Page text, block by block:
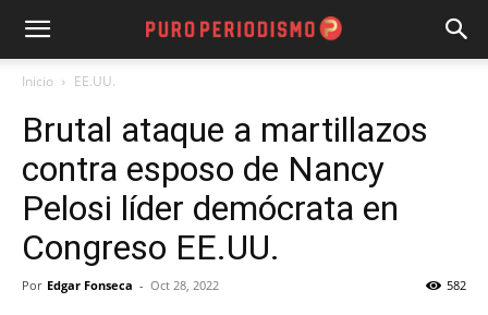
Inicio EE.UU.
Brutal ataque a martillazos
contra esposo de Nancy
Pelosi líder demócrata en
Congreso EE.UU.
Por Edgar Fonseca - Oct 28, 2022 582